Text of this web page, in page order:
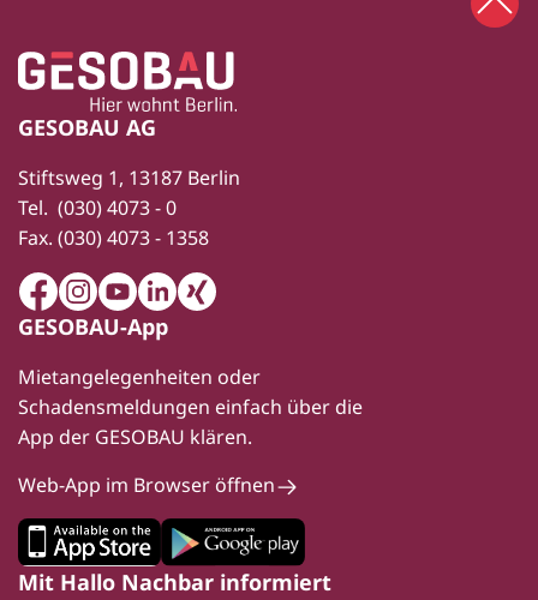
Fußbereich
Zur Startseite
GESOBAU AG
Stiftsweg 1, 13187 Berlin
Tel. (030) 4073 - 0
Fax. (030) 4073 - 1358
FacebookInstagram
YoutubeLinkedIn
Xing
GESOBAU-App
Mietangelegenheiten oder
Schadensmeldungen einfach über die
App der GESOBAU klären.
Web-App im Browser öffnen
Mit Hallo Nachbar informiert